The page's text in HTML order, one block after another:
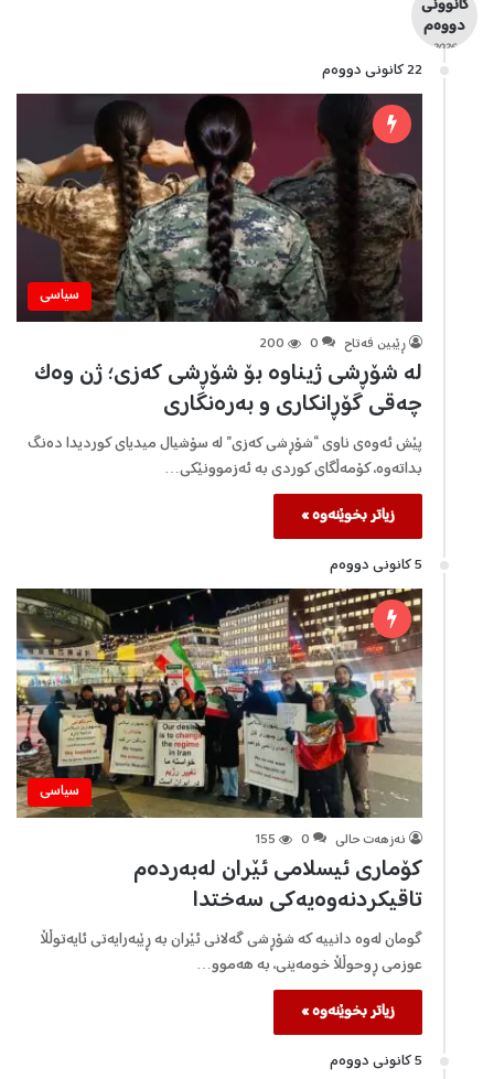
کانوونی
دووەم
- 2026 -
22 كانونی دووه‌م
سیاسی
ڕێبین فه‌تاح 0
200
لە شۆڕشی ژیناوە بۆ شۆڕشی کەزی؛ ژن وەک
چەقی گۆڕانکاری و بەرەنگاری
پێش ئەوەی ناوی “شۆڕشی کەزی” لە سۆشیال میدیای کوردیدا دەنگ
بداتەوە، کۆمەڵگای کوردی بە ئەزموونێکی…
زیاتر بخوێنەوە »
5 كانونی دووه‌م
سیاسی
نەزهەت حالی 0
155
کۆماری ئیسلامی ئێران لەبەردەم
تاقیکردنەوەیەکی سەختدا
گومان لەوە دانییە کە شۆڕشی گەلانی ئێران بە ڕێبەرایەتی ئایەتوڵڵا
عوزمی ڕوحوڵڵا خومەینی، بە هەموو…
زیاتر بخوێنەوە »
5 كانونی دووه‌م